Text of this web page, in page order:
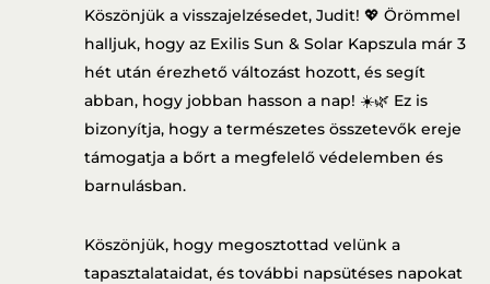
Köszönjük a visszajelzésedet, Judit! 💖 Örömmel
halljuk, hogy az Exilis Sun & Solar Kapszula már 3
hét után érezhető változást hozott, és segít
abban, hogy jobban hasson a nap! ☀️🌿 Ez is
bizonyítja, hogy a természetes összetevők ereje
támogatja a bőrt a megfelelő védelemben és
barnulásban.
Köszönjük, hogy megosztottad velünk a
tapasztalataidat, és további napsütéses napokat